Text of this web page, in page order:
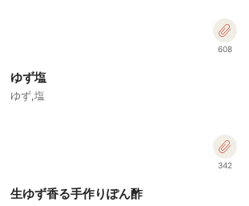
608
ゆず塩
ゆず,塩
342
生ゆず香る手作りぽん酢